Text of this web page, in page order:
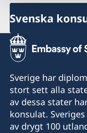
Svenska
Sverige har
stort sett alla
av dessa stater
konsulat.
av drygt 100